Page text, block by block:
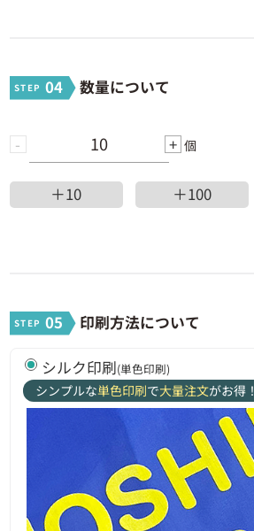
2000 ~ 2499個
2500 ~ 3399個 320円
3400個 ~ 5000個 319円
04 数量について
- + 個
＋10 ＋100
05 印刷方法について
シルク印刷(単色印刷)
シンプルな単色印刷で大量注文がお得！